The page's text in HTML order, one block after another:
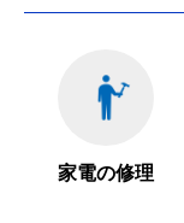
家電の修理